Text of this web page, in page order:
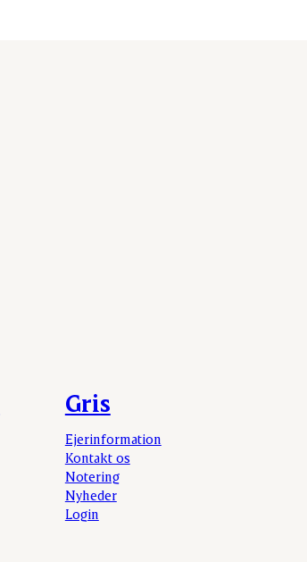
Gris
Ejerinformation
Kontakt os
Notering
Nyheder
Login